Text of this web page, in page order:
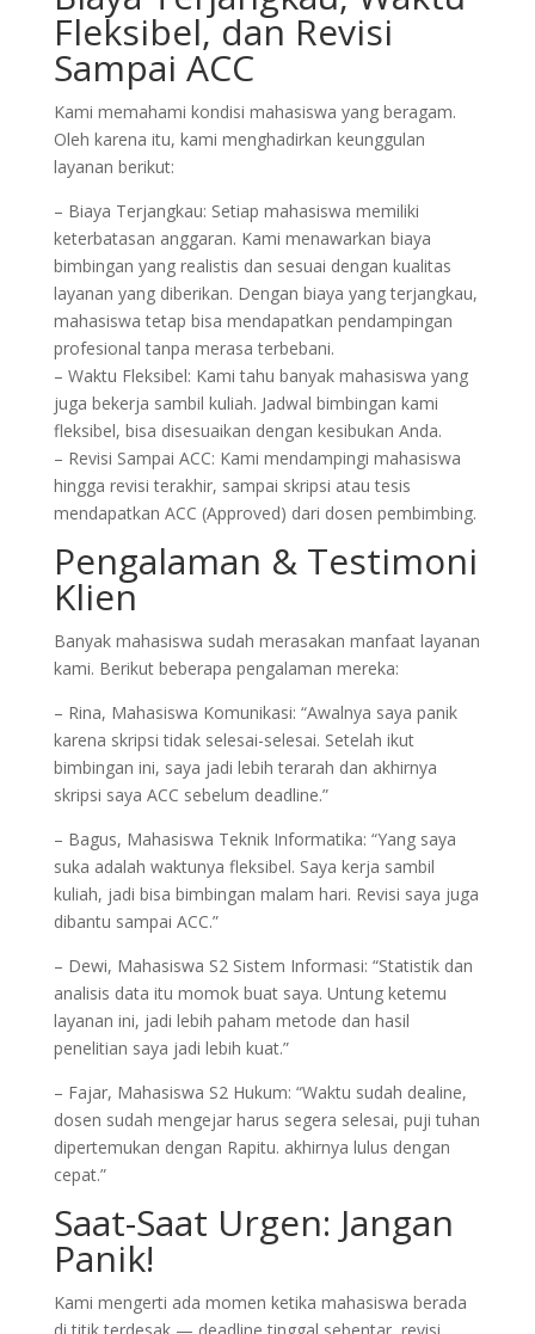
Fleksibel, dan Revisi
Sampai ACC
Kami memahami kondisi mahasiswa yang beragam.
Oleh karena itu, kami menghadirkan keunggulan
layanan berikut:
– Biaya Terjangkau: Setiap mahasiswa memiliki
keterbatasan anggaran. Kami menawarkan biaya
bimbingan yang realistis dan sesuai dengan kualitas
layanan yang diberikan. Dengan biaya yang terjangkau,
mahasiswa tetap bisa mendapatkan pendampingan
profesional tanpa merasa terbebani.
– Waktu Fleksibel: Kami tahu banyak mahasiswa yang
juga bekerja sambil kuliah. Jadwal bimbingan kami
fleksibel, bisa disesuaikan dengan kesibukan Anda.
– Revisi Sampai ACC: Kami mendampingi mahasiswa
hingga revisi terakhir, sampai skripsi atau tesis
mendapatkan ACC (Approved) dari dosen pembimbing.
Pengalaman & Testimoni
Klien
Banyak mahasiswa sudah merasakan manfaat layanan
kami. Berikut beberapa pengalaman mereka:
– Rina, Mahasiswa Komunikasi: “Awalnya saya panik
karena skripsi tidak selesai-selesai. Setelah ikut
bimbingan ini, saya jadi lebih terarah dan akhirnya
skripsi saya ACC sebelum deadline.”
– Bagus, Mahasiswa Teknik Informatika: “Yang saya
suka adalah waktunya fleksibel. Saya kerja sambil
kuliah, jadi bisa bimbingan malam hari. Revisi saya juga
dibantu sampai ACC.”
– Dewi, Mahasiswa S2 Sistem Informasi: “Statistik dan
analisis data itu momok buat saya. Untung ketemu
layanan ini, jadi lebih paham metode dan hasil
penelitian saya jadi lebih kuat.”
– Fajar, Mahasiswa S2 Hukum: “Waktu sudah dealine,
dosen sudah mengejar harus segera selesai, puji tuhan
dipertemukan dengan Rapitu. akhirnya lulus dengan
cepat.”
Saat-Saat Urgen: Jangan
Panik!
Kami mengerti ada momen ketika mahasiswa berada